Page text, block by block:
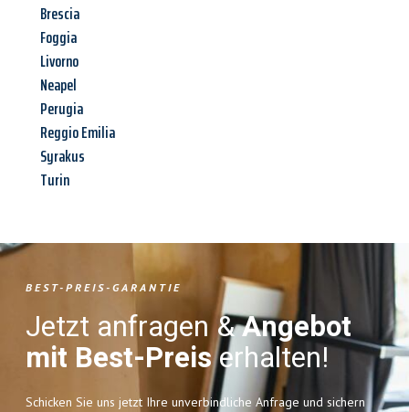
Brescia
Foggia
Livorno
Neapel
Perugia
Reggio Emilia
Syrakus
Turin
BEST-PREIS-GARANTIE
Jetzt anfragen &Angebot
mit Best-Preiserhalten!
Schicken Sie uns jetzt Ihre unverbindliche Anfrage und sichern